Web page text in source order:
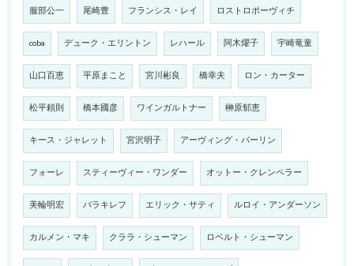
服部公一 尾崎豊 フランシス・レイ ロストロポーヴィチ
coba デューク・エリントン レハール 阿木燿子 宇崎竜童
山口百恵 平原まこと 宮川彬良 橋幸夫 ロン・カーター
松平頼則 橋本國彦 ワインガルトナー 榊原郁恵
キース・ジャレット 宮沢明子 アーヴィング・バーリン
フォーレ スティーヴィー・ワンダー オットー・クレンペラー
美輪明宏 バラキレフ エリック・サティ ルロイ・アンダーソン
カルメン・マキ クララ・シューマン ロベルト・シューマン